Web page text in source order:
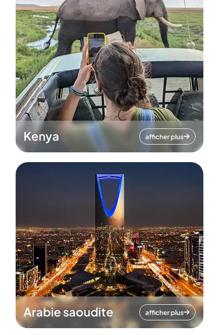
Kenya afficher plus
Arabie saoudite afficher plus